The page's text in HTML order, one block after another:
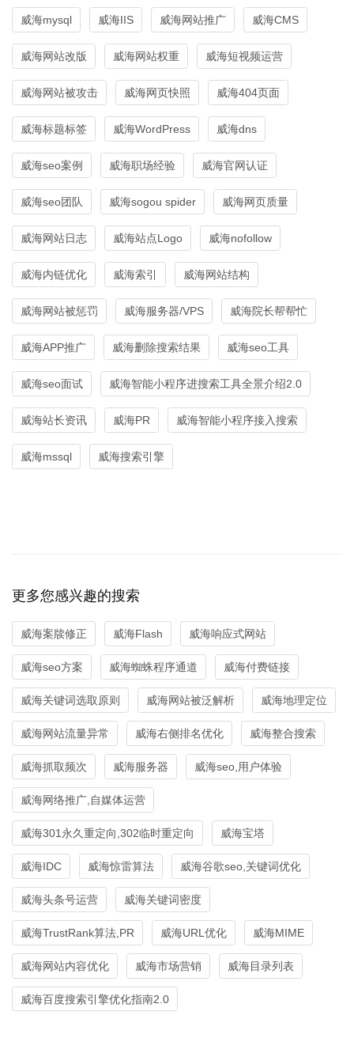
威海mysql 威海IIS 威海网站推广 威海CMS
威海网站改版 威海网站权重 威海短视频运营
威海网站被攻击 威海网页快照 威海404页面
威海标题标签 威海WordPress 威海dns
威海seo案例 威海职场经验 威海官网认证
威海seo团队 威海sogou spider 威海网页质量
威海网站日志 威海站点Logo 威海nofollow
威海内链优化 威海索引 威海网站结构
威海网站被惩罚 威海服务器/VPS 威海院长帮帮忙
威海APP推广 威海删除搜索结果 威海seo工具
威海seo面试 威海智能小程序进搜索工具全景介绍2.0
威海站长资讯 威海PR 威海智能小程序接入搜索
威海mssql 威海搜索引擎
更多您感兴趣的搜索
威海案牍修正 威海Flash 威海响应式网站
威海seo方案 威海蜘蛛程序通道 威海付费链接
威海关键词选取原则 威海网站被泛解析 威海地理定位
威海网站流量异常 威海右侧排名优化 威海整合搜索
威海抓取频次 威海服务器 威海seo,用户体验
威海网络推广,自媒体运营
威海301永久重定向,302临时重定向 威海宝塔
威海IDC 威海惊雷算法 威海谷歌seo,关键词优化
威海头条号运营 威海关键词密度
威海TrustRank算法,PR 威海URL优化 威海MIME
威海网站内容优化 威海市场营销 威海目录列表
威海百度搜索引擎优化指南2.0